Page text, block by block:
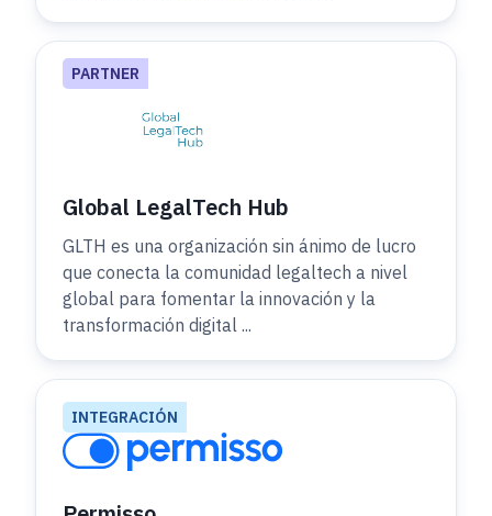
PARTNER
Global LegalTech Hub
GLTH es una organización sin ánimo de lucro
que conecta la comunidad legaltech a nivel
global para fomentar la innovación y la
transformación digital ...
INTEGRACIÓN